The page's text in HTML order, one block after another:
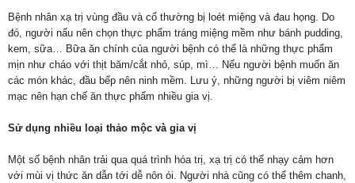
Bệnh nhân xạ trị vùng đầu và cổ thường bị loét miệng và đau họng. Do
đó, người nấu nên chọn thực phẩm tráng miệng mềm như bánh pudding,
kem, sữa… Bữa ăn chính của người bệnh có thể là những thực phẩm
mịn như cháo với thịt băm/cắt nhỏ, súp, mì… Nếu người bệnh muốn ăn
các món khác, đầu bếp nên ninh mềm. Lưu ý, những người bị viêm niêm
mạc nên hạn chế ăn thực phẩm nhiều gia vị.
Sử dụng nhiều loại thảo mộc và gia vị
Một số bệnh nhân trải qua quá trình hóa trị, xạ trị có thể nhạy cảm hơn
với mùi vị thức ăn dẫn tới dễ nôn ói. Người nhà cũng có thể thêm chanh,